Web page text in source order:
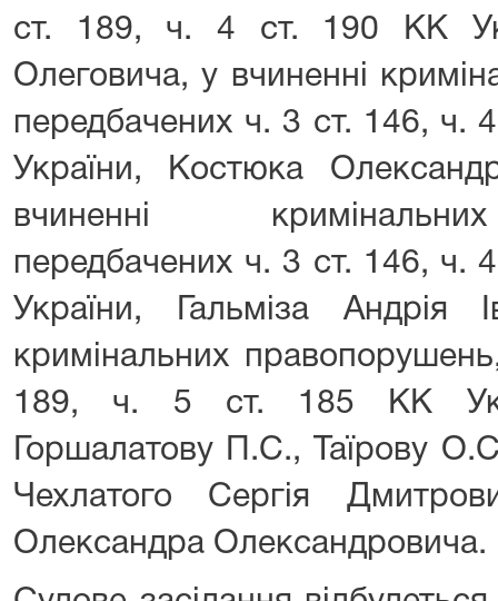
ст. 189, ч. 4 ст. 190 КК
Олеговича, у вчиненні
передбачених ч. 3 ст. 146, ч.
України, Костюка
вчиненні
передбачених ч. 3 ст. 146, ч.
України, Гальміза Андрія
кримінальних
189, ч. 5 ст. 185 КК
Горшалатову П.С., Таїрову
Чехлатого Сергія
Олександра Олександровича.